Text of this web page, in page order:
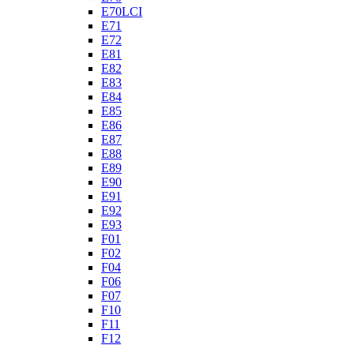
E70LCI
E71
E72
E81
E82
E83
E84
E85
E86
E87
E88
E89
E90
E91
E92
E93
F01
F02
F04
F06
F07
F10
F11
F12